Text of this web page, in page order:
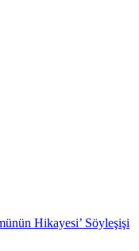
Hikayesi’ Söyleşişi